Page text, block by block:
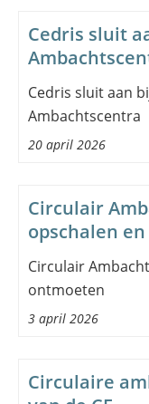
Cedris sluit
Cedris sluit aan
Ambachtscentra
20 april 2026
Circulair
opschalen
Circulair
ontmoeten
3 april 2026
Circulaire